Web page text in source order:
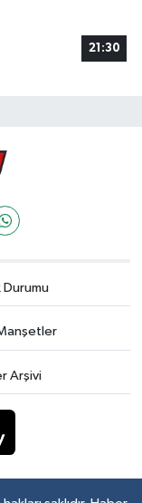
21:30
Durumu
Arşivi